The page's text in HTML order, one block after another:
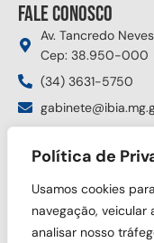
Política de
Usamos cookies
navegação, veicular
analisar nosso
Fale conosco
Av. Tancredo
Cep: 38.950-000
(34) 3631-5750